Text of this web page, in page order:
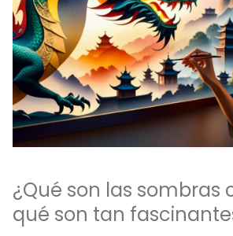
¿Qué son las sombras
qué son tan